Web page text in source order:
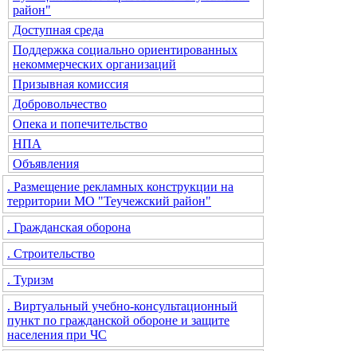
район"
Доступная среда
Поддержка социально ориентированных
некоммерческих организаций
Призывная комиссия
Добровольчество
Опека и попечительство
НПА
Объявления
. Размещение рекламных конструкции на
территории МО "Теучежский район"
. Гражданская оборона
. Строительство
. Туризм
. Виртуальный учебно-консультационный
пункт по гражданской обороне и защите
населения при ЧС